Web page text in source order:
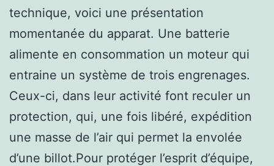
technique, voici une présentation
momentanée du apparat. Une batterie
alimente en consommation un moteur qui
entraine un système de trois engrenages.
Ceux-ci, dans leur activité font reculer un
protection, qui, une fois libéré, expédition
une masse de l’air qui permet la envolée
d’une billot.Pour protéger l’esprit d’équipe,